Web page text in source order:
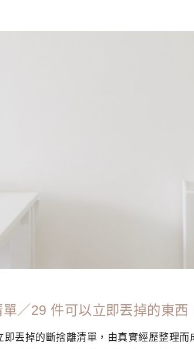
單／29 件可以立即丟掉的東
即丟掉的斷捨離清單，由真實經歷整理